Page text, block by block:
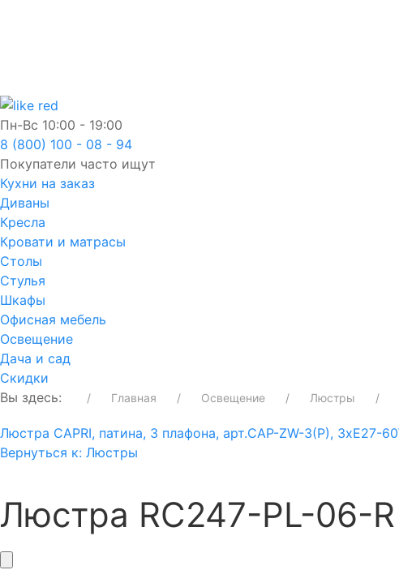
Пн-Вс 10:00 - 19:00
8 (800) 100 - 08 - 94
Покупатели часто ищут
Кухни на заказ
Диваны
Кресла
Кровати и матрасы
Столы
Стулья
Шкафы
Офисная мебель
Освещение
Дача и сад
Скидки
Вы здесь:
Главная Освещение Люстры
Люстра CAPRI, патина, 3 плафона, арт.CAP-ZW-3(P), 3xE27-
Вернуться к: Люстры
Люстра RC247-PL-06-R